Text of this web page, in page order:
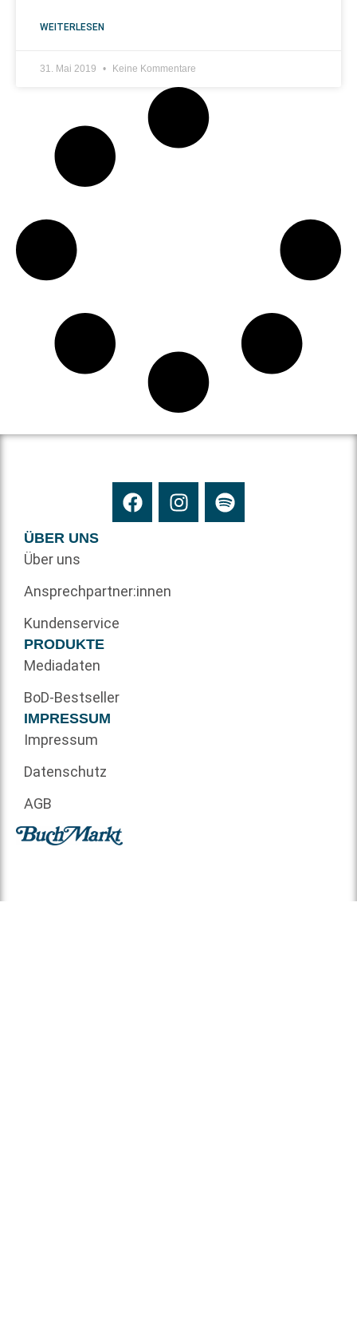
WEITERLESEN
31. Mai 2019 Keine Kommentare
ÜBER UNS
Über uns
Ansprechpartner:innen
Kundenservice
PRODUKTE
Mediadaten
BoD-Bestseller
IMPRESSUM
Impressum
Datenschutz
AGB